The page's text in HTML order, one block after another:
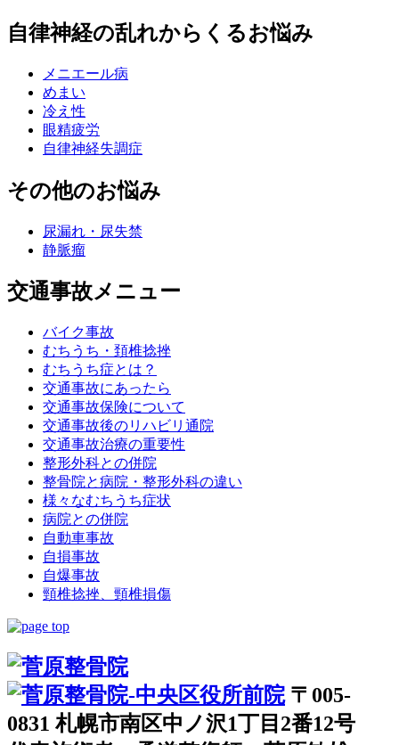
自律神経の乱れからくるお悩み
メニエール病
めまい
冷え性
眼精疲労
自律神経失調症
その他のお悩み
尿漏れ・尿失禁
静脈瘤
交通事故メニュー
バイク事故
むちうち・頚椎捻挫
むちうち症とは？
交通事故にあったら
交通事故保険について
交通事故後のリハビリ通院
交通事故治療の重要性
整形外科との併院
整骨院と病院・整形外科の違い
様々なむちうち症状
病院との併院
自動車事故
自損事故
自爆事故
頸椎捻挫、頸椎損傷
〒005-
0831 札幌市南区中ノ沢1丁目2番12号